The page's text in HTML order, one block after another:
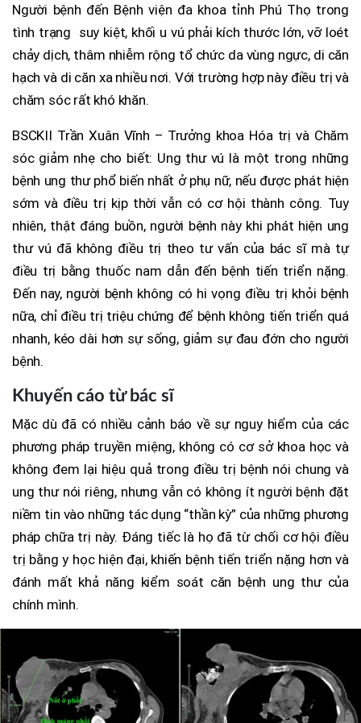
Người bệnh đến Bệnh viện đa khoa tỉnh Phú Thọ trong
tình trạng suy kiệt, khối u vú phải kích thước lớn, vỡ loét
chảy dịch, thâm nhiễm rộng tổ chức da vùng ngực, di căn
hạch và di căn xa nhiều nơi. Với trường hợp này điều trị và
chăm sóc rất khó khăn.
BSCKII Trần Xuân Vĩnh – Trưởng khoa Hóa trị và Chăm
sóc giảm nhẹ cho biết: Ung thư vú là một trong những
bệnh ung thư phổ biến nhất ở phụ nữ, nếu được phát hiện
sớm và điều trị kịp thời vẫn có cơ hội thành công. Tuy
nhiên, thật đáng buồn, người bệnh này khi phát hiện ung
thư vú đã không điều trị theo tư vấn của bác sĩ mà tự
điều trị bằng thuốc nam dẫn đến bệnh tiến triển nặng.
Đến nay, người bệnh không có hi vọng điều trị khỏi bệnh
nữa, chỉ điều trị triệu chứng để bệnh không tiến triển quá
nhanh, kéo dài hơn sự sống, giảm sự đau đớn cho người
bệnh.
Khuyến cáo từ bác sĩ
Mặc dù đã có nhiều cảnh báo về sự nguy hiểm của các
phương pháp truyền miệng, không có cơ sở khoa học và
không đem lại hiệu quả trong điều trị bệnh nói chung và
ung thư nói riêng, nhưng vẫn có không ít người bệnh đặt
niềm tin vào những tác dụng “thần kỳ” của những phương
pháp chữa trị này. Đáng tiếc là họ đã từ chối cơ hội điều
trị bằng y học hiện đại, khiến bệnh tiến triển nặng hơn và
đánh mất khả năng kiểm soát căn bệnh ung thư của
chính mình.